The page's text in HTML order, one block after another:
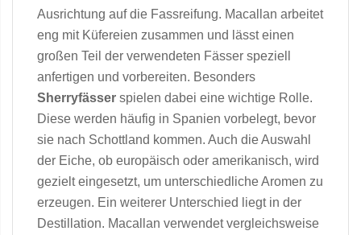
Ausrichtung auf die Fassreifung. Macallan arbeitet
eng mit Küfereien zusammen und lässt einen
großen Teil der verwendeten Fässer speziell
anfertigen und vorbereiten. Besonders
Sherryfässer spielen dabei eine wichtige Rolle.
Diese werden häufig in Spanien vorbelegt, bevor
sie nach Schottland kommen. Auch die Auswahl
der Eiche, ob europäisch oder amerikanisch, wird
gezielt eingesetzt, um unterschiedliche Aromen zu
erzeugen. Ein weiterer Unterschied liegt in der
Destillation. Macallan verwendet vergleichsweise